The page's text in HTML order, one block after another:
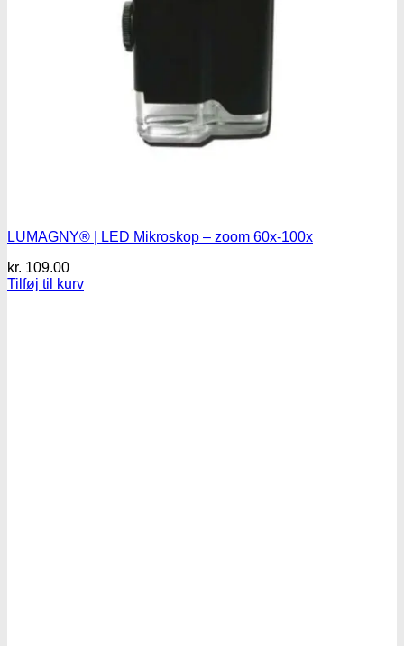
LUMAGNY® | LED Mikroskop – zoom 60x-100x
kr. 109.00
Tilføj til kurv